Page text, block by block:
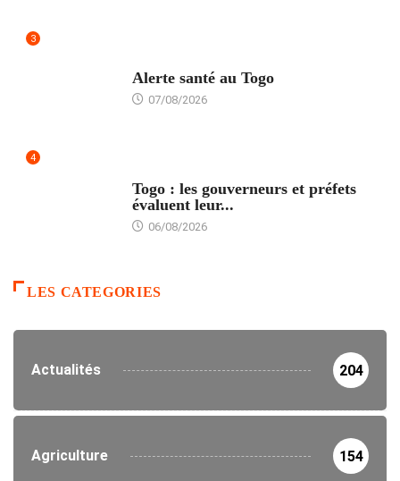
3
Alerte santé au Togo
07/08/2026
4
Togo : les gouverneurs et préfets
évaluent leur...
06/08/2026
LES CATEGORIES
Actualités 204
Agriculture 154